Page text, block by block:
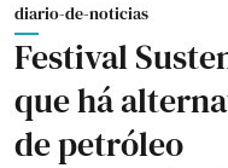
diario-de-noticias
Festival
que há
de petróleo